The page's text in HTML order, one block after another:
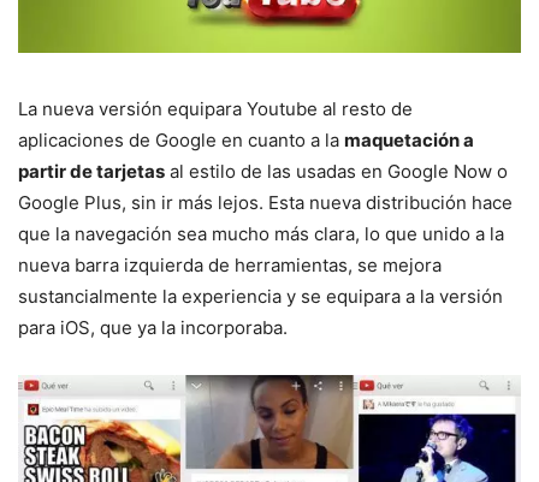
La nueva versión equipara Youtube al resto de
aplicaciones de Google en cuanto a la maquetación a
partir de tarjetas al estilo de las usadas en Google Now o
Google Plus, sin ir más lejos. Esta nueva distribución hace
que la navegación sea mucho más clara, lo que unido a la
nueva barra izquierda de herramientas, se mejora
sustancialmente la experiencia y se equipara a la versión
para iOS, que ya la incorporaba.